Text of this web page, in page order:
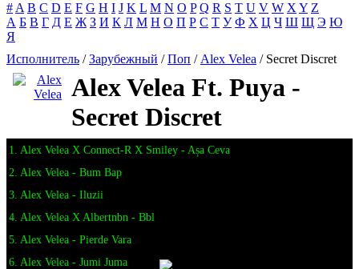
# A B C D E F G H I J K L M N O P Q R S T U V W X Y Z
А Б В Г Д Е Ж З И К Л М Н О П Р С Т У Ф Х Ц Ч Ш Щ Э Ю
Я
Исполнитель /Зарубежный /Поп / Alex Velea / Secret Discret
Alex Velea Ft. Puya -
Secret Discret
1. Alex Velea X Connect-R X Smiley - Așa Ceva
2. Alex Velea - Bum Bap
3. Alex Velea - Iluzii
4. Alex Velea X Albertnbn - Bbl
5. Alex Velea - Pierde Vara
6. Alex Velea - Jumi Juma